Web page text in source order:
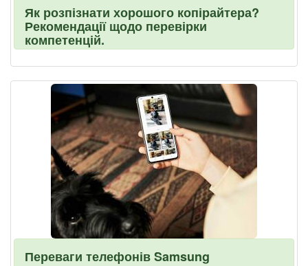
Як розпізнати хорошого копірайтера?
Рекомендації щодо перевірки
компетенцій.
Переваги телефонів Samsung